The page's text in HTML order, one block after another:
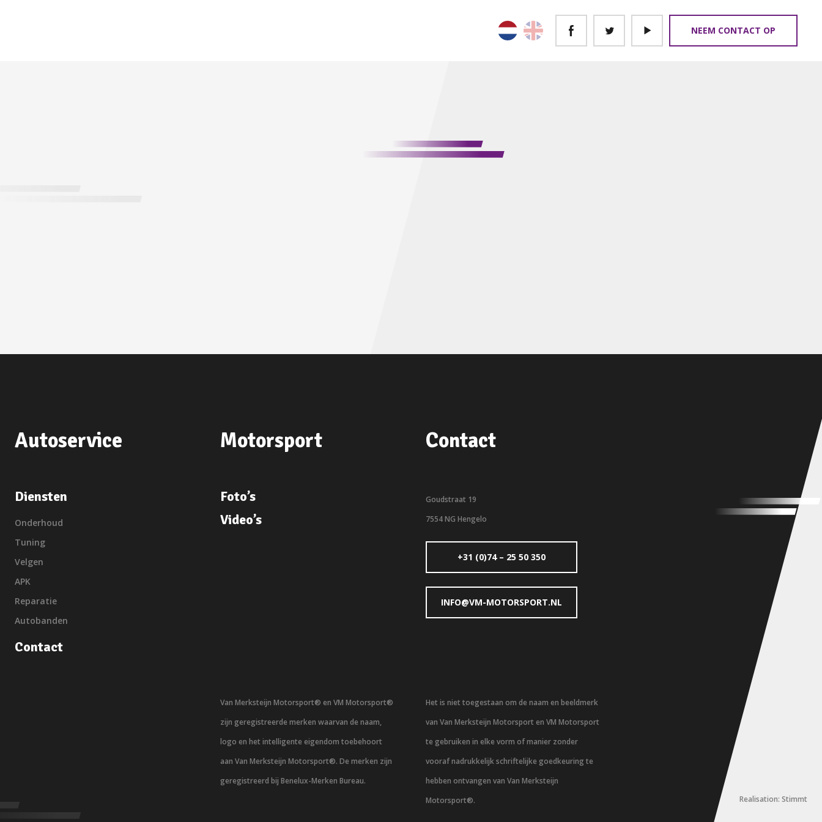
NEEM CONTACT OP
Autoservice
Diensten
Onderhoud
Tuning
Velgen
APK
Reparatie
Autobanden
Contact
Motorsport
Foto’s
Video’s
Contact
Goudstraat 19
7554 NG Hengelo
+31 (0)74 – 25 50 350
INFO@VM-MOTORSPORT.NL
Van Merksteijn Motorsport® en VM Motorsport®
zijn geregistreerde merken waarvan de naam,
logo en het intelligente eigendom toebehoort
aan Van Merksteijn Motorsport®. De merken zijn
geregistreerd bij Benelux-Merken Bureau.
Het is niet toegestaan om de naam en beeldmerk
van Van Merksteijn Motorsport en VM Motorsport
te gebruiken in elke vorm of manier zonder
vooraf nadrukkelijk schriftelijke goedkeuring te
hebben ontvangen van Van Merksteijn
Motorsport®.
Realisation: Stimmt